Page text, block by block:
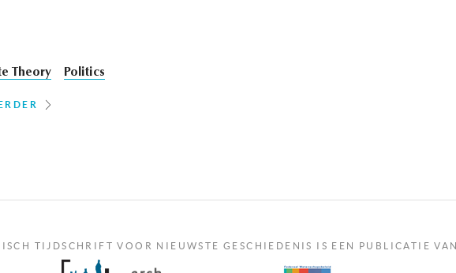
Theory Politics
TIJDSCHRIFT VOOR NIEUWSTE GESCHIEDENIS IS EEN PUBLICATIE VAN